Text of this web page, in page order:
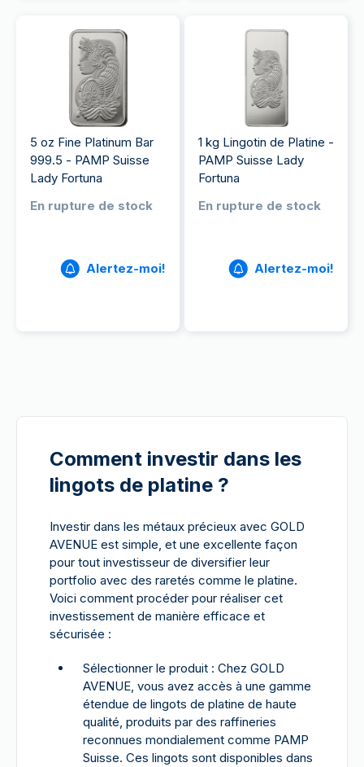
5 oz Fine Platinum Bar
999.5 - PAMP Suisse
Lady Fortuna
En rupture de stock
Alertez-moi!
1 kg Lingotin de Platine -
PAMP Suisse Lady
Fortuna
En rupture de stock
Alertez-moi!
Comment investir dans les
lingots de platine ?
Investir dans les métaux précieux avec GOLD
AVENUE est simple, et une excellente façon
pour tout investisseur de diversifier leur
portfolio avec des raretés comme le platine.
Voici comment procéder pour réaliser cet
investissement de manière efficace et
sécurisée :
Sélectionner le produit : Chez GOLD
AVENUE, vous avez accès à une gamme
étendue de lingots de platine de haute
qualité, produits par des raffineries
reconnues mondialement comme PAMP
Suisse. Ces lingots sont disponibles dans